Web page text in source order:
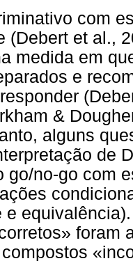
com
(Debert et al.,
medida em
e
&
alguns
de
go/no-go com
e
foram